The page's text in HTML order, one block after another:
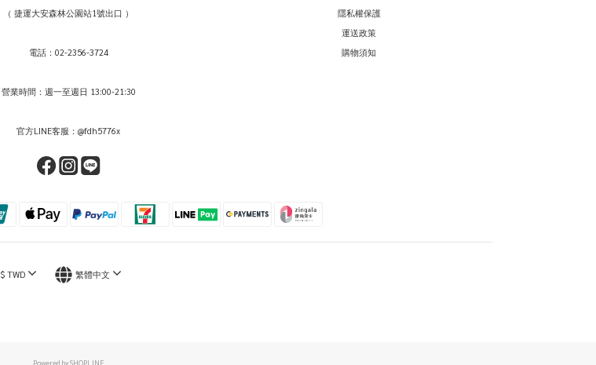
（ 捷運大安森林公園站1號出口 ）
電話：02-2356-3724
營業時間：週一至週日 13:00-21:30
官方LINE客服：@fdh5776x
隱私權保護
運送政策
購物須知
$ TWD 繁體中文
Powered by SHOPLINE